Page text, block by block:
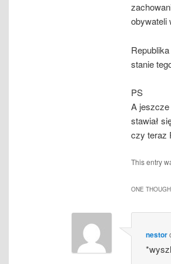
obywateli
stanie
PS
A jeszcze
stawiał
czy teraz
This entry
ONE
nestor